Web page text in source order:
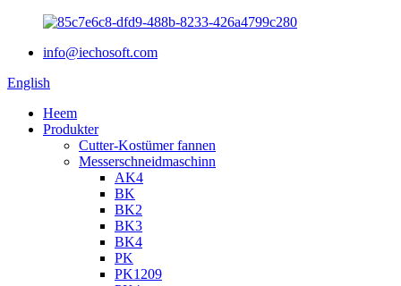
info@iechosoft.com
English
Heem
Produkter
Cutter-Kostümer fannen
Messerschneidmaschinn
AK4
BK
BK2
BK3
BK4
PK
PK1209